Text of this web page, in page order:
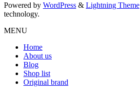
Powered by WordPress & Lightning Theme
technology.
MENU
Home
About us
Blog
Shop list
Original brand